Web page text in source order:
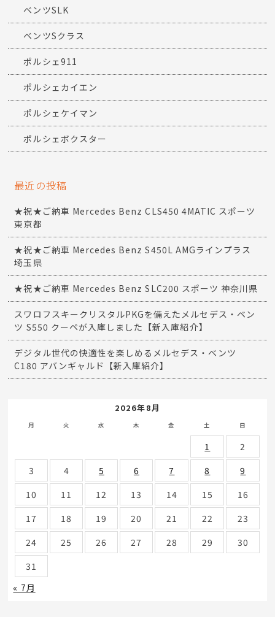
ベンツSLK
ベンツSクラス
ポルシェ911
ポルシェカイエン
ポルシェケイマン
ポルシェボクスター
最近の投稿
★祝★ご納車 Mercedes Benz CLS450 4MATIC スポーツ
東京都
★祝★ご納車 Mercedes Benz S450L AMGラインプラス
埼玉県
★祝★ご納車 Mercedes Benz SLC200 スポーツ 神奈川県
スワロフスキークリスタルPKGを備えたメルセデス・ベン
ツ S550 クーペが入庫しました【新入庫紹介】
デジタル世代の快適性を楽しめるメルセデス・ベンツ
C180 アバンギャルド【新入庫紹介】
2026年8月
月 火 水 木 金 土 日
1
2
3
4 5 6 7 8
9
10
11 12 13 14 15
16
17
18 19 20 21 22
23
24
25 26 27 28 29
30
31
« 7月